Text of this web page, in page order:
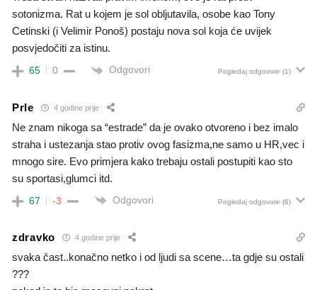
sotonizma. Rat u kojem je sol obljutavila, osobe kao Tony
Cetinski (i Velimir Ponoš) postaju nova sol koja će uvijek
posvjedočiti za istinu.
65 0 Odgovori Pogledaj odgovore (1)
Prle 4 godine prije
Ne znam nikoga sa “estrade” da je ovako otvoreno i bez imalo
straha i ustezanja stao protiv ovog fasizma,ne samo u HR,vec i
mnogo sire. Evo primjera kako trebaju ostali postupiti kao sto
su sportasi,glumci itd.
67 -3 Odgovori Pogledaj odgovore (6)
zdravko 4 godine prije
svaka čast..konačno netko i od ljudi sa scene…ta gdje su ostali
???